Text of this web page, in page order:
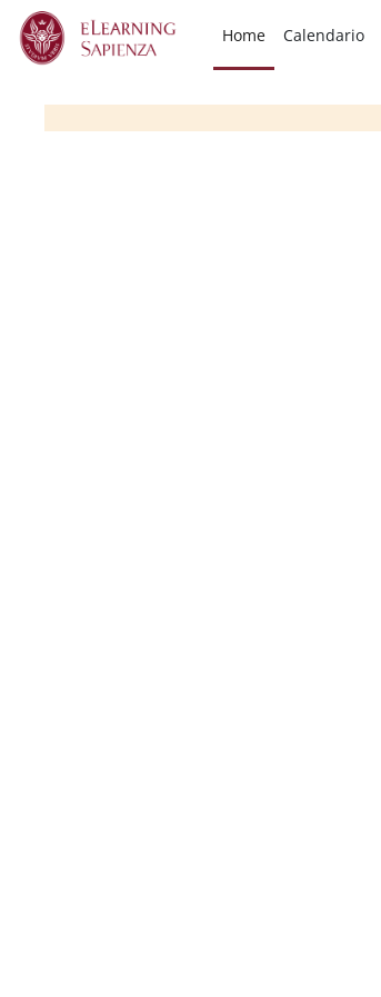
Vai al contenuto principale
Home
Calendario